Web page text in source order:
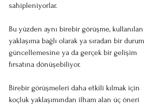
sahipleniyorlar.
Bu yüzden aynı birebir görüşme, kullanılan
yaklaşıma bağlı olarak ya sıradan bir durum
güncellemesine ya da gerçek bir gelişim
fırsatına dönüşebiliyor.
Birebir görüşmeleri daha etkili kılmak için
koçluk yaklaşımından ilham alan üç öneri